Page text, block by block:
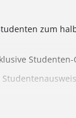
zum